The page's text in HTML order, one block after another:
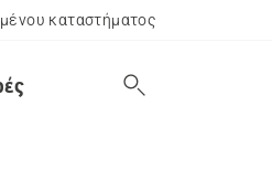
καταστήματος